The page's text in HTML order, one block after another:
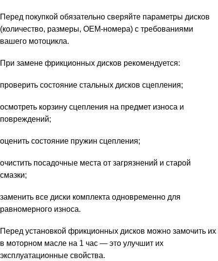
Перед покупкой обязательно сверяйте параметры дисков
(количество, размеры, OEM‑номера) с требованиями
вашего мотоцикла.
При замене фрикционных дисков рекомендуется:
проверить состояние стальных дисков сцепления;
осмотреть корзину сцепления на предмет износа и
повреждений;
оценить состояние пружин сцепления;
очистить посадочные места от загрязнений и старой
смазки;
заменить все диски комплекта одновременно для
равномерного износа.
Перед установкой фрикционных дисков можно замочить их
в моторном масле на 1 час — это улучшит их
эксплуатационные свойства.